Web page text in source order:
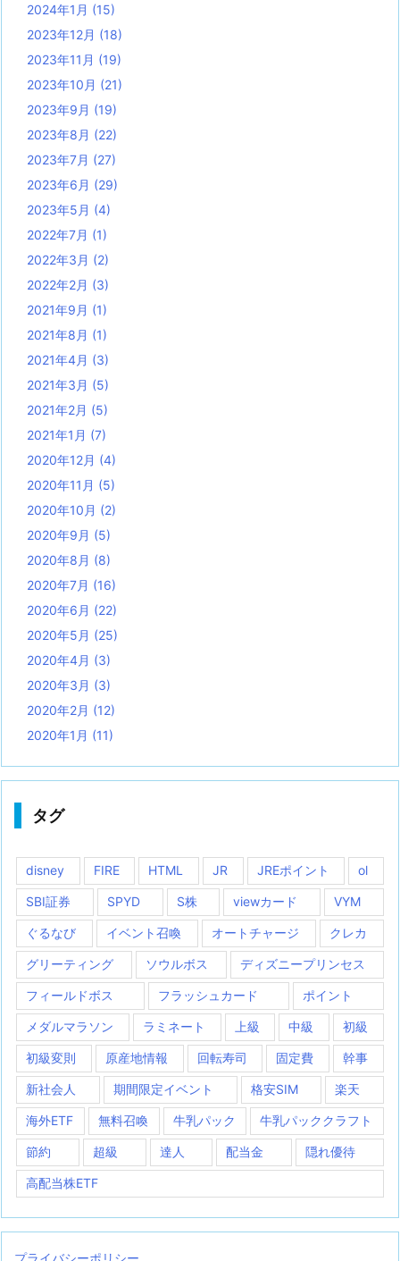
2024年1月 (15)
2023年12月 (18)
2023年11月 (19)
2023年10月 (21)
2023年9月 (19)
2023年8月 (22)
2023年7月 (27)
2023年6月 (29)
2023年5月 (4)
2022年7月 (1)
2022年3月 (2)
2022年2月 (3)
2021年9月 (1)
2021年8月 (1)
2021年4月 (3)
2021年3月 (5)
2021年2月 (5)
2021年1月 (7)
2020年12月 (4)
2020年11月 (5)
2020年10月 (2)
2020年9月 (5)
2020年8月 (8)
2020年7月 (16)
2020年6月 (22)
2020年5月 (25)
2020年4月 (3)
2020年3月 (3)
2020年2月 (12)
2020年1月 (11)
タグ
disney FIRE HTML JR JREポイント ol
SBI証券 SPYD S株 viewカード VYM
ぐるなび イベント召喚 オートチャージ クレカ
グリーティング ソウルボス ディズニープリンセス
フィールドボス フラッシュカード ポイント
メダルマラソン ラミネート 上級 中級 初級
初級変則 原産地情報 回転寿司 固定費 幹事
新社会人 期間限定イベント 格安SIM 楽天
海外ETF 無料召喚 牛乳パック 牛乳パッククラフト
節約 超級 達人 配当金 隠れ優待
高配当株ETF
プライバシーポリシー